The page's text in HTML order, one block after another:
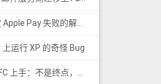
中国银行绑定 Apple Pay 失败的解决方法
运行 XP 的奇怪 Bug